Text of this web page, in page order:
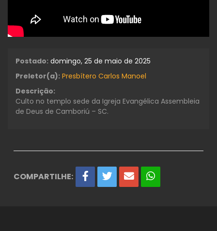
Postado: domingo, 25 de maio de 2025
Preletor(a): Presbítero Carlos Manoel
Descrição:
Culto no templo sede da Igreja Evangélica Assembleia
de Deus de Camboriú – SC.
COMPARTILHE: